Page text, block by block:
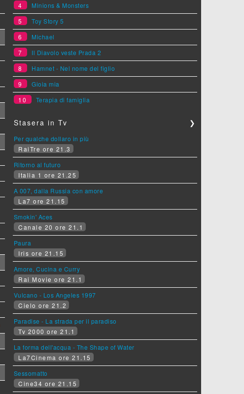
4
Minions & Monsters
5
Toy Story 5
6
Michael
7
Il Diavolo veste Prada 2
8
Hamnet - Nel nome del figlio
9
Gioia mia
10
Terapia di famiglia
Stasera in Tv ❯
Per qualche dollaro in più
RaiTre ore 21.3
Ritorno al futuro
Italia 1 ore 21.25
A 007, dalla Russia con amore
La7 ore 21.15
Smokin' Aces
Canale 20 ore 21.1
Paura
Iris ore 21.15
Amore, Cucina e Curry
Rai Movie ore 21.1
Vulcano - Los Angeles 1997
Cielo ore 21.2
Paradise - La strada per il paradiso
Tv 2000 ore 21.1
La forma dell'acqua - The Shape of Water
La7Cinema ore 21.15
Sessomatto
Cine34 ore 21.15